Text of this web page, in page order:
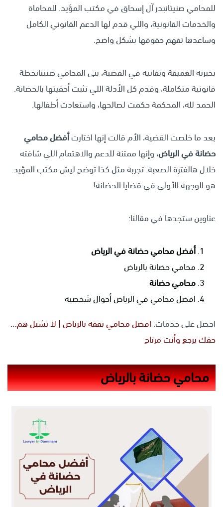
للمحامي صنيتانبدر آل إسحاق في مكتب المؤيد. للمحاماة
والخدمات القانونية، واللي قدم لها الدعم القانوني الكامل
وساعدها تفهم حقوقها بشكل واضح.
بخبرته العميقة وتفانيه في القضية، بنى المحامي صنيتانخطة
قانونية متكاملة، وقدم كل الأدلة اللي تثبت أحقيتها بالحضانة.
الحمد لله، المحكمة حكمت لصالحها، واستعادت أطفالها.
بعد ما خلصت القضية، الأم قالت إنها اختارتأفضل محامي
حضانة في الرياض، وإنها ممتنة للدعم والاهتمام اللي شافته
خلال هالفترة الصعبة. تجربة مثل كذا توضح ليش مكتب المؤيد.
هو الوجهة الأولى في قضايا الحضانة!
عناوين ستجدها في مقالنا:
أفضل محامي حضانة في الرياض
محامي حضانة بالرياض
محامي حضانة
افضل محامي في الرياض أحوال شخصيه
احصل على خدمات: افضل محامي نفقه بالرياض | لا تشيل هم…
حقك يرجع وأنت مرتاح
محامي حضانة بالرياض